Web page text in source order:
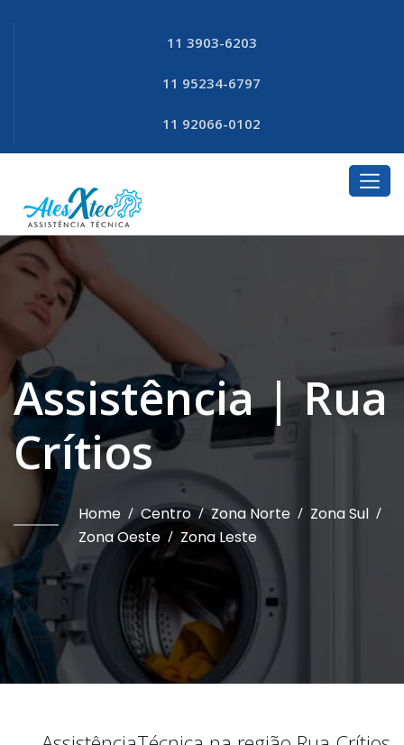
11 3903-6203
11 95234-6797
11 92066-0102
Assistência | Rua
Crítios
Home / Centro / Zona Norte / Zona Sul /
Zona Oeste / Zona Leste